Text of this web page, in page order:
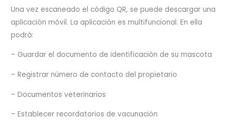
Una vez escaneado el código QR, se puede descargar una
aplicación móvil. La aplicación es multifuncional. En ella
podrá:
– Guardar el documento de identificación de su mascota
– Registrar número de contacto del propietario
– Documentos veterinarios
– Establecer recordatorios de vacunación